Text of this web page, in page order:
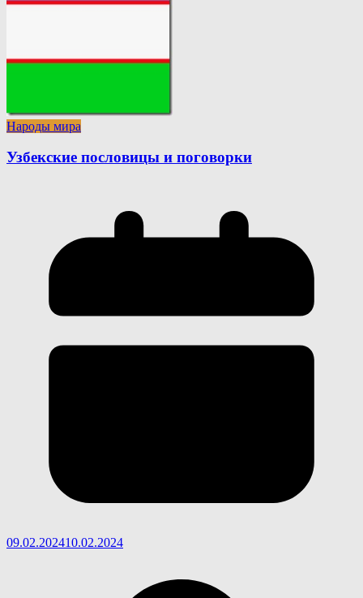
Народы мира
Узбекские пословицы и поговорки
09.02.202410.02.2024